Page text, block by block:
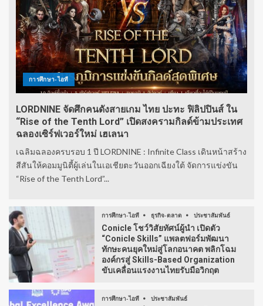
การศึกษา-ไอที
LORDNINE จัดศึกคนดังสายเกม ไทย ปะทะ ฟิลิปปินส์ ใน
“Rise of the Tenth Lord” เปิดสงครามกิลด์ข้ามประเทศ
ฉลองเซิร์ฟเวอร์ใหม่ เฮเลนา
เฉลิมฉลองครบรอบ 1 ปี LORDNINE : Infinite Class เดินหน้าสร้าง
สีสันให้คอมมูนิตี้ผู้เล่นในเอเชียตะวันออกเฉียงใต้ จัดการแข่งขัน
“Rise of the Tenth Lord”...
การศึกษา-ไอที ธุรกิจ-ตลาด ประชาสัมพันธ์
Conicle โชว์วิสัยทัศน์ผู้นำ เปิดตัว
“Conicle Skills” แพลตฟอร์มพัฒนา
ทักษะคนยุคใหม่สู่โลกอนาคต พลิกโฉม
องค์กรสู่ Skills-Based Organization
ขับเคลื่อนแรงงานไทยรับมือวิกฤต
การศึกษา-ไอที ประชาสัมพันธ์